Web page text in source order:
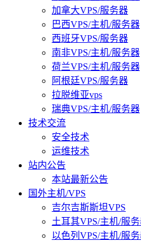
加拿大VPS/服务器
巴西VPS/主机/服务器
西班牙VPS/服务器
南非VPS/主机/服务器
荷兰VPS/主机/服务器
阿根廷VPS/服务器
拉脱维亚vps
瑞典VPS/主机/服务器
技术交流
安全技术
运维技术
站内公告
本站最新公告
国外主机/VPS
吉尔吉斯斯坦VPS
土耳其VPS/主机/服
以色列VPS/主机/服